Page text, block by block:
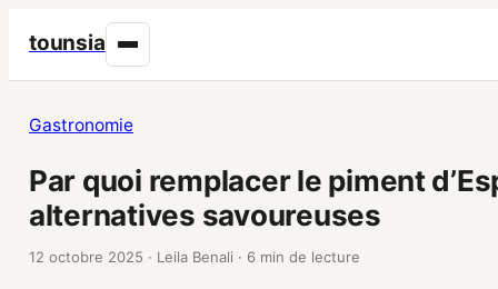
tounsia
Gastronomie
Par quoi remplacer le piment
alternatives savoureuses
12 octobre 2025 · Leila Benali · 6 min de lecture